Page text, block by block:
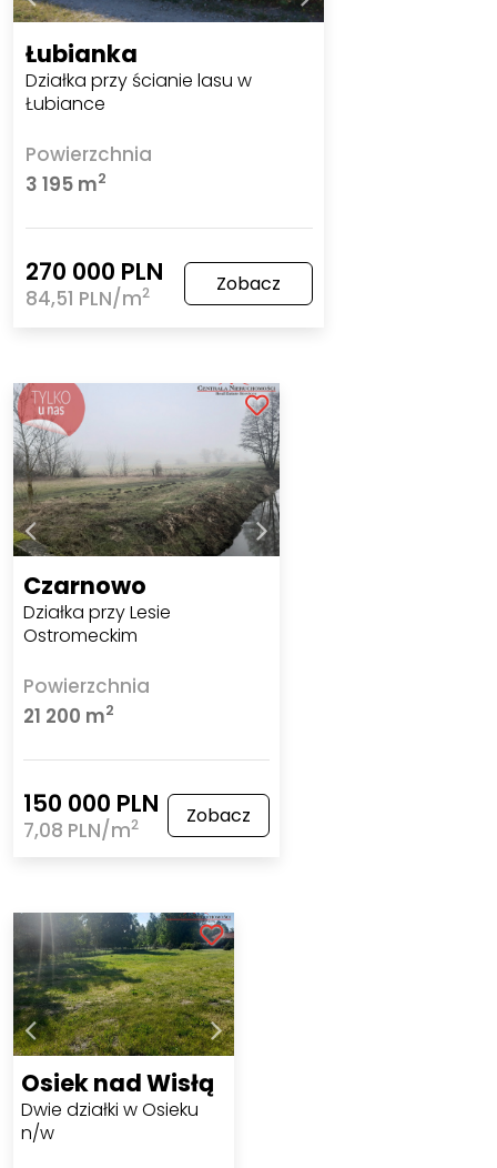
Łubianka
Działka przy ścianie lasu w
Łubiance
Powierzchnia
3 195 m2
270 000 PLN
84,51 PLN/m2 Zobacz
Czarnowo
Działka przy Lesie
Ostromeckim
Powierzchnia
21 200 m2
150 000 PLN
7,08 PLN/m2 Zobacz
Osiek nad Wisłą
Dwie działki w Osieku
n/w